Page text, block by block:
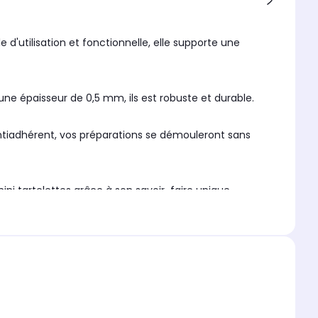
d'utilisation et fonctionnelle, elle supporte une
épaisseur de 0,5 mm, ils est robuste et durable.
vos préparations se démouleront sans
tartelettes grâce à son savoir-faire unique.